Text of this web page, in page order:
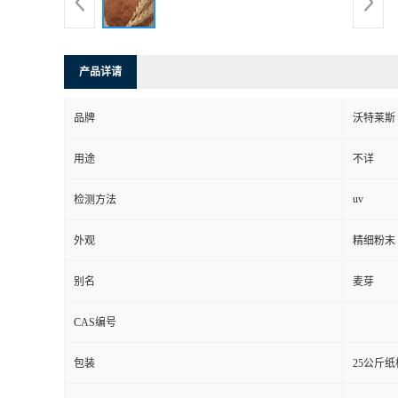
产品详请
品牌 沃特莱斯
用途 不详
检测方法 uv
外观 精细粉末
别名 麦芽
CAS编号
包装 25公斤